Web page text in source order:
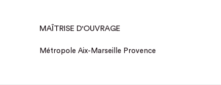
MAÎTRISE D'OUVRAGE
Métropole Aix-Marseille Provence